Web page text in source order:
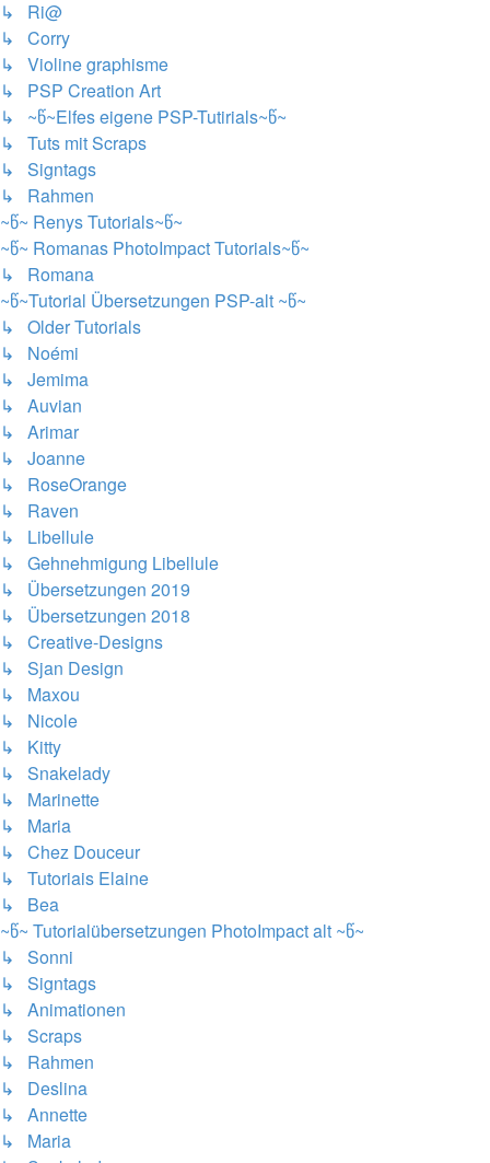
↳ Ri@
↳ Corry
↳ Violine graphisme
↳ PSP Creation Art
↳ ~წ~Elfes eigene PSP-Tutirials~წ~
↳ Tuts mit Scraps
↳ Signtags
↳ Rahmen
~წ~ Renys Tutorials~წ~
~წ~ Romanas PhotoImpact Tutorials~წ~
↳ Romana
~წ~Tutorial Übersetzungen PSP-alt ~წ~
↳ Older Tutorials
↳ Noémi
↳ Jemima
↳ Auvian
↳ Arimar
↳ Joanne
↳ RoseOrange
↳ Raven
↳ Libellule
↳ Gehnehmigung Libellule
↳ Übersetzungen 2019
↳ Übersetzungen 2018
↳ Creative-Designs
↳ Sjan Design
↳ Maxou
↳ Nicole
↳ Kitty
↳ Snakelady
↳ Marinette
↳ Maria
↳ Chez Douceur
↳ Tutoriais Elaine
↳ Bea
~წ~ Tutorialübersetzungen PhotoImpact alt ~წ~
↳ Sonni
↳ Signtags
↳ Animationen
↳ Scraps
↳ Rahmen
↳ Deslina
↳ Annette
↳ Maria